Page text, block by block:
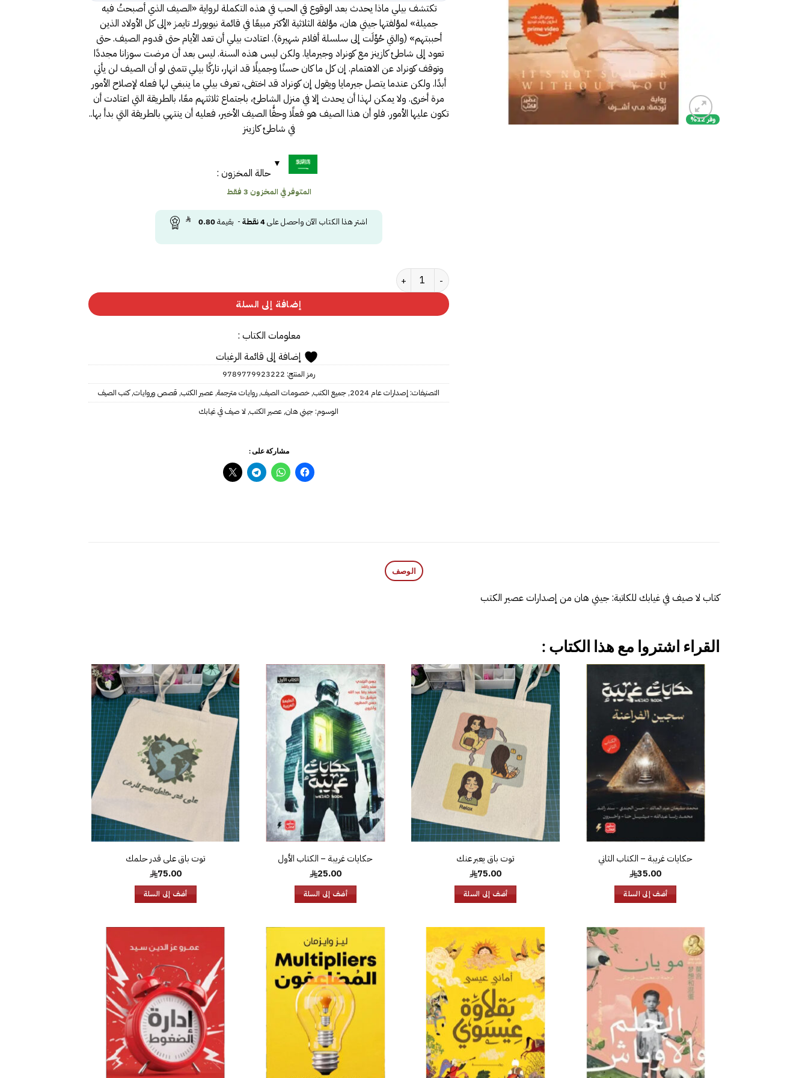
وفر 12%
تكتشف بيلي ماذا يحدث بعد الوقوع في الحب في هذه التكملة لرواية «الصيف الذي أصبحتُ فيه
جميلة» لمؤلفتها جيني هان، مؤلفة الثلاثية الأكثر مبيعًا في قائمة نيويورك تايمز «إلى كل الأولاد الذين
أحببتهم» (والتي حُوِّلَت إلى سلسلة أفلام شهيرة). اعتادت بيلي أن تعد الأيام حتى قدوم الصيف. حتى
تعود إلى شاطئ كازينز مع كونراد وجيرمايا. ولكن ليس هذه السنة. ليس بعد أن مرضت سوزانا مجددًا
وتوقف كونراد عن الاهتمام. إن كل ما كان حسنًا وجميلًا قد انهار، تاركًا بيلي تتمنى لو أن الصيف لن يأتي
أبدًا. ولكن عندما يتصل جيرمايا ويقول إن كونراد قد اختفى، تعرف بيلي ما ينبغي لها فعله لإصلاح الأمور
مرة أخرى. ولا يمكن لهذا أن يحدث إلا في منزل الشاطئ، باجتماع ثلاثتهم معًا، بالطريقة التي اعتادت أن
تكون عليها الأمور. فلو أن هذا الصيف هو فعلًا وحقًّا الصيف الأخير، فعليه أن ينتهي بالطريقة التي بدأ بها..
في شاطئ كازينز
حالة المخزون :
المتوفر في المخزون 3 فقط
اشتر هذا الكتاب الآن واحصل على4نقطة- بقيمة0.80
كمية لا صيف في غيابك
إضافة إلى السلة
معلومات الكتاب :
إضافة إلى قائمة الرغبات
رمز المنتج: 9789779923222
التصنيفات: إصدارات عام 2024 ,جميع الكتب,خصومات الصيف,روايات مترجمة,عصير الكتب, قصص وروايات,كتب الصيف
الوسوم: جيني هان,عصير الكتب, لا صيف في غيابك
مشاركة على :
الوصف
كتاب لا صيف في غيابك للكاتبة: جيني هان من إصدارات عصير الكتب
القراء اشتروا مع هذا الكتاب :
إلى
حكايات غريبة – الكتاب الثاني
35.00
أضف إلى السلة
إضافة
إلى
قائمة
الرغبات
توت باق يعبر عنك
75.00
أضف إلى السلة
إضافة
إلى
قائمة
الرغبات
حكايات غريبة – الكتاب الأول
25.00
أضف إلى السلة
إضافة
إلى
قائمة
الرغبات
توت باق على قدر حلمك
75.00
أضف إلى السلة
إضافة
إلى
الرغبات
إضافة
إلى
قائمة
الرغبات
إلى
الرغبات
إضافة
إلى
قائمة